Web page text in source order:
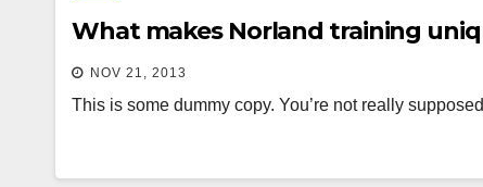
What makes Norland training
NOV 21, 2013
This is some dummy copy. You’re not really